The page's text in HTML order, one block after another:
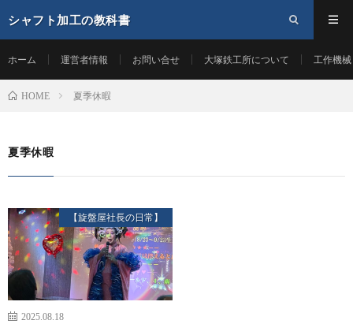
シャフト加工の教科書
ホーム 運営者情報 お問い合せ 大塚鉄工所について 工作機
HOME 夏季休暇
夏季休暇
【旋盤屋社長の日常】
2025.08.18